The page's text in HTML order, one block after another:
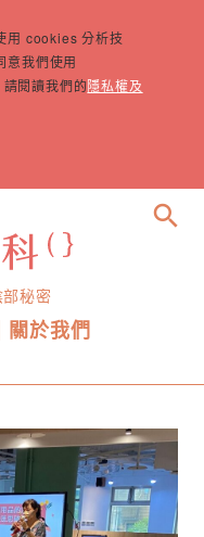
用 cookies 分析技
意我們使用
閱讀我們的隱私權及
秘密
關於我們
search